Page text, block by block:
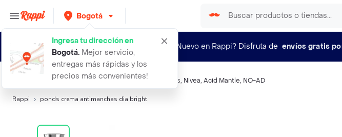
Bogotá
Ingresa tu dirección en
Bogotá. Mejor servicio,
entregas más rápidas y los
precios más convenientes!
¿Nuevo en Rappi? Disfruta de envíos gratis
Búsquedas relacionadas:Humectantes faciales Ponds, Nivea, Acid Mantle, NO-AD
Rappi ponds crema antimanchas dia bright